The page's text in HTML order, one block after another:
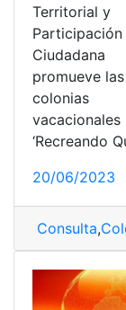
Territorial y
Participación
Ciudadana
promueve las
colonias
vacacionales
‘Recreando
20/06/2023
Consulta,